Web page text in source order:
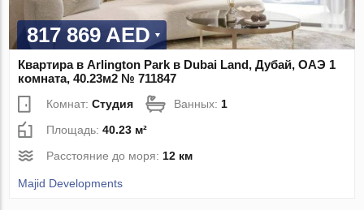
817 869 AED
Квартира в Arlington Park в Dubai Land, Дубай, ОАЭ 1
комната, 40.23м2 № 711847
Комнат:Студия Ванных: 1
Площадь:40.23 м²
Расстояние до моря: 12 км
Majid Developments